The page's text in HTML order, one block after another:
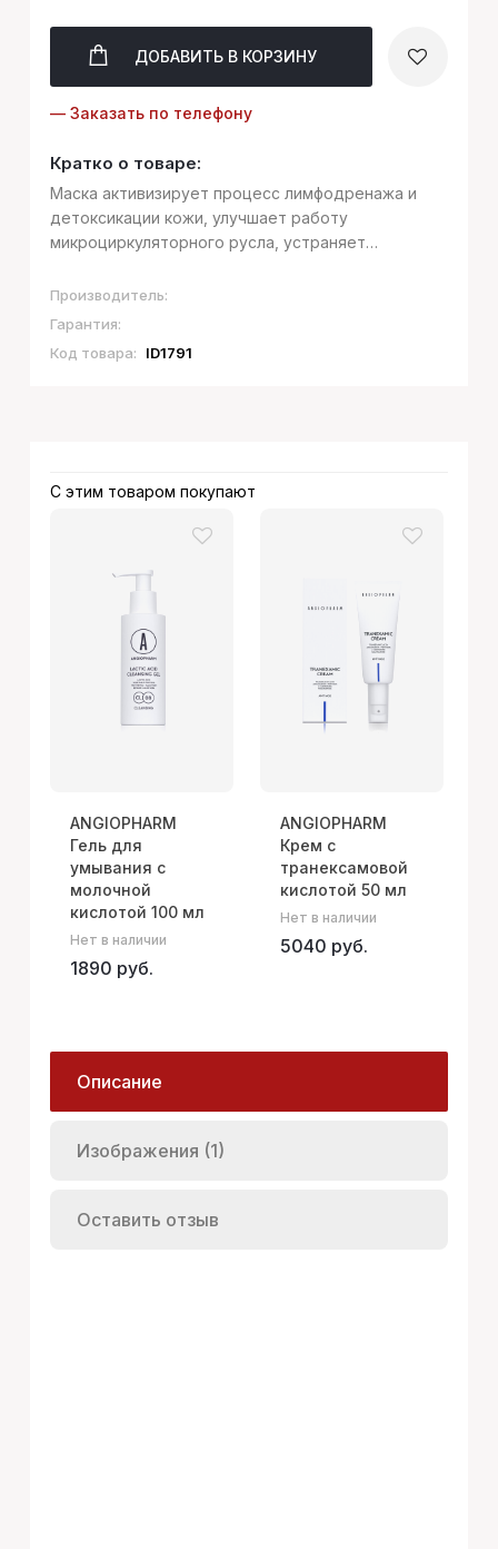
ДОБАВИТЬ В КОРЗИНУ
— Заказать по телефону
Кратко о товаре:
Маска активизирует процесс лимфодренажа и
детоксикации кожи, улучшает работу
микроциркуляторного русла, устраняет
повышает их тонус, оказывает мощное
противоотечное действие. Активные
Производитель:
Гарантия:
Код товара:
ID1791
С этим товаром покупают
ANGIOPHARM
Гель для
умывания с
молочной
кислотой 100 мл
Нет в наличии
1890 руб.
ANGIOPHARM
Крем с
транексамовой
кислотой 50 мл
Нет в наличии
5040 руб.
Описание
Изображения (1)
Оставить отзыв